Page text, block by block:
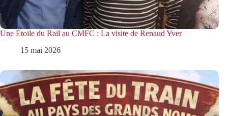
Une Étoile du Rail au CMFC : La visite de Renaud Yver
15 mai 2026